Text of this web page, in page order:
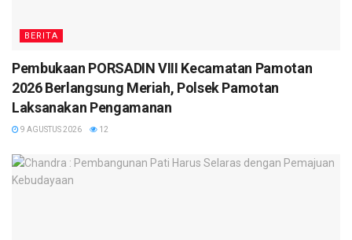
BERITA
Pembukaan PORSADIN VIII Kecamatan Pamotan
2026 Berlangsung Meriah, Polsek Pamotan
Laksanakan Pengamanan
9 AGUSTUS 2026 12